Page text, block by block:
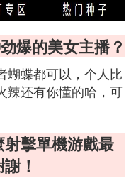
爆的美女主播？
蝴蝶都可以，个人比
辣还有你懂的哈，可
擊單機游戲最
！